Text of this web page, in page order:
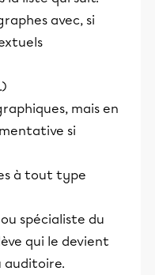
avec, si
mais en
si
à tout type
spécialiste du
qui le devient
auditoire.